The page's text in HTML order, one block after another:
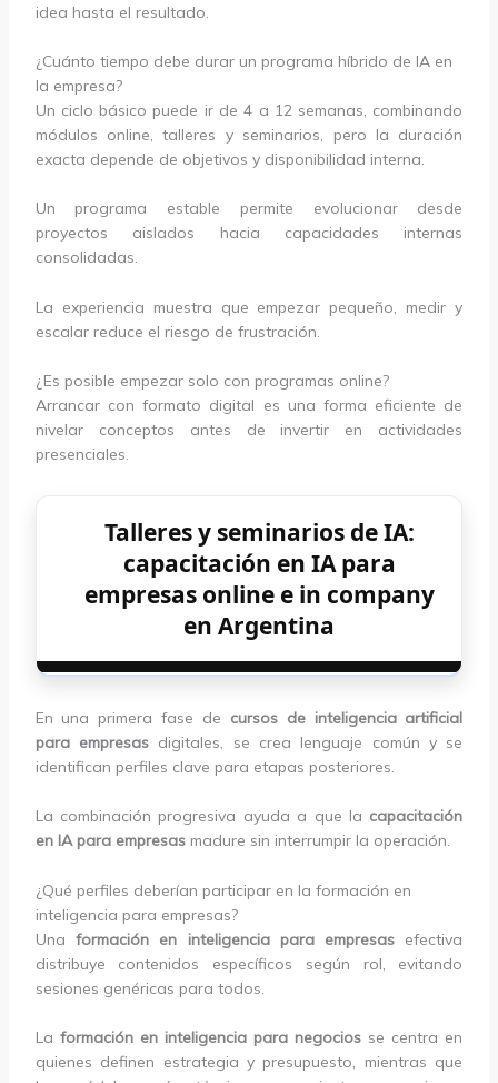
idea hasta el resultado.
¿Cuánto tiempo debe durar un programa híbrido de IA en
la empresa?
Un ciclo básico puede ir de 4 a 12 semanas, combinando
módulos online, talleres y seminarios, pero la duración
exacta depende de objetivos y disponibilidad interna.
Un programa estable permite evolucionar desde
proyectos aislados hacia capacidades internas
consolidadas.
La experiencia muestra que empezar pequeño, medir y
escalar reduce el riesgo de frustración.
¿Es posible empezar solo con programas online?
Arrancar con formato digital es una forma eficiente de
nivelar conceptos antes de invertir en actividades
presenciales.
Talleres y seminarios de IA:
capacitación en IA para
empresas online e in company
en Argentina
En una primera fase de cursos de inteligencia artificial
para empresasdigitales, se crea lenguaje común y se
identifican perfiles clave para etapas posteriores.
La combinación progresiva ayuda a que la capacitación
en IA para empresasmadure sin interrumpir la operación.
¿Qué perfiles deberían participar en la formación en
inteligencia para empresas?
Una formación en inteligencia para empresas efectiva
distribuye contenidos específicos según rol, evitando
sesiones genéricas para todos.
La formación en inteligencia para negocios se centra en
quienes definen estrategia y presupuesto, mientras que